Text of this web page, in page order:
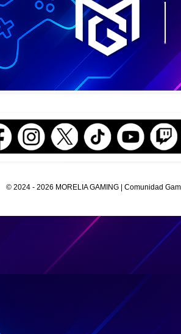
© 2024 - 2026 MORELIA GAMING | Comunidad